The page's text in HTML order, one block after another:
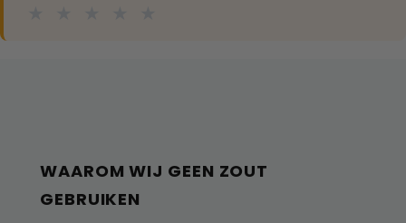
WAAROM WIJ GEEN ZOUT
GEBRUIKEN